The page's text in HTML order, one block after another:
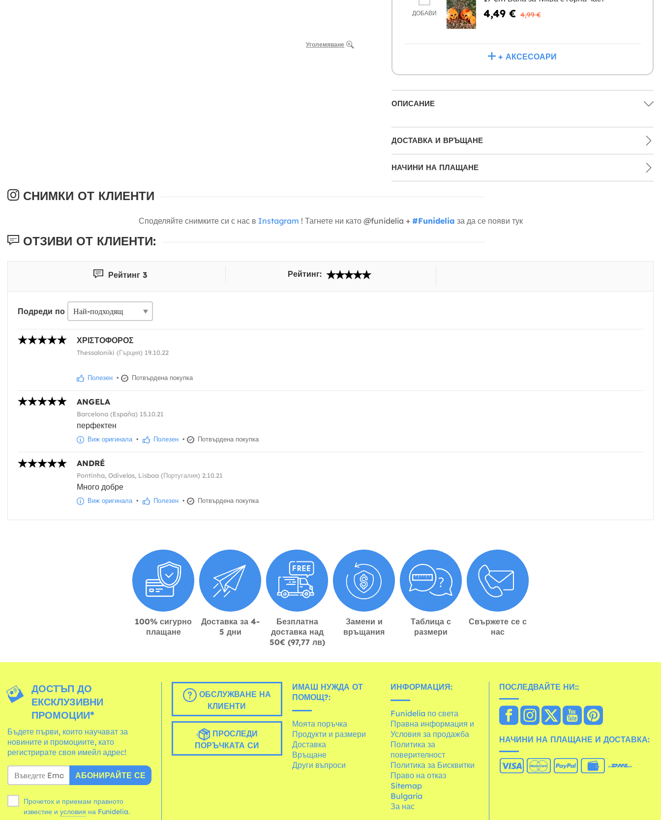
Уголемяване
ДОБАВИ 4,49 € 4,99 €
+ АКСЕСОАРИ
ОПИСАНИЕ
ДОСТАВКА И ВРЪЩАНЕ
НАЧИНИ НА ПЛАЩАНЕ
СНИМКИ ОТ КЛИЕНТИ
Споделяйте снимките си с нас в Instagram ! Тагнете ни като @funidelia + #Funidelia за да се появи тук
ОТЗИВИ ОТ КЛИЕНТИ:
Рейтинг 3 Рейтинг:
Подреди по
ΧΡΙΣΤΟΦΟΡΟΣ
Thessaloniki (Гърция) 19.10.22
Полезен • Потвърдена покупка
ANGELA
Barcelona (España) 15.10.21
перфектен
Виж оригинала • Полезен • Потвърдена покупка
ANDRÉ
Pontinha, Odivelas, Lisboa (Португалия) 2.10.21
Много добре
Виж оригинала • Полезен • Потвърдена покупка
100% сигурно
плащане
Доставка за 4-
5 дни
Безплатна
доставка над
50€ (97,77 лв)
Замени и
връщания
Таблица с
размери
Свържете се с
нас
ДОСТЪП ДО
ЕКСКЛУЗИВНИ
ПРОМОЦИИ*
Бъдете първи, които научават за
новините и промоциите, като
регистрирате своя имейл адрес!
АБОНИРАЙТЕ СЕ
Прочетох и приемам правното
известие и условия на Funidelia.
ОБСЛУЖВАНЕ НА
КЛИЕНТИ
ПРОСЛЕДИ
ПОРЪЧКАТА СИ
ИМАШ НУЖДА ОТ
ПОМОЩ?:
Моята поръчка
Продукти и размери
Доставка
Връщане
Други въпроси
ИНФОРМАЦИЯ:
Funidelia по света
Правна информация и
Условия за продажба
Политика за
поверителност
Политика за Бисквитки
Право на отказ
Sitemap
Bulgaria
За нас
ПОСЛЕДВАЙТЕ НИ::
НАЧИНИ НА ПЛАЩАНЕ И ДОСТАВКА: